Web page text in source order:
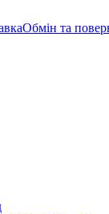
Обмін та